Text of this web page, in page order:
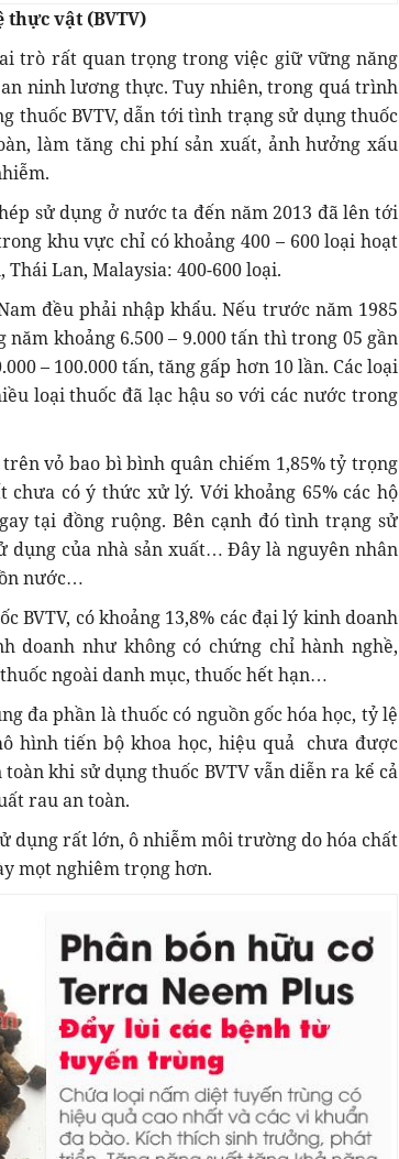
thực vật (BVTV)
rất quan trọng trong việc giữ vững năng
ninh lương thực. Tuy nhiên, trong quá trình
thuốc BVTV, dẫn tới tình trạng sử dụng thuốc
làm tăng chi phí sản xuất, ảnh hưởng xấu
sử dụng ở nước ta đến năm 2013 đã lên tới
khu vực chỉ có khoảng 400 – 600 loại hoạt
Lan, Malaysia: 400-600 loại.
đều phải nhập khẩu. Nếu trước năm 1985
khoảng 6.500 – 9.000 tấn thì trong 05 gần
– 100.000 tấn, tăng gấp hơn 10 lần. Các loại
loại thuốc đã lạc hậu so với các nước trong
vỏ bao bì bình quân chiếm 1,85% tỷ trọng
chưa có ý thức xử lý. Với khoảng 65% các hộ
tại đồng ruộng. Bên cạnh đó tình trạng sử
dụng của nhà sản xuất… Đây là nguyên nhân
nước…
có khoảng 13,8% các đại lý kinh doanh
doanh như không có chứng chỉ hành nghề,
ngoài danh mục, thuốc hết hạn…
phần là thuốc có nguồn gốc hóa học, tỷ lệ
hình tiến bộ khoa học, hiệu quả chưa được
khi sử dụng thuốc BVTV vẫn diễn ra kể cả
rau an toàn.
rất lớn, ô nhiễm môi trường do hóa chất
mọt nghiêm trọng hơn.